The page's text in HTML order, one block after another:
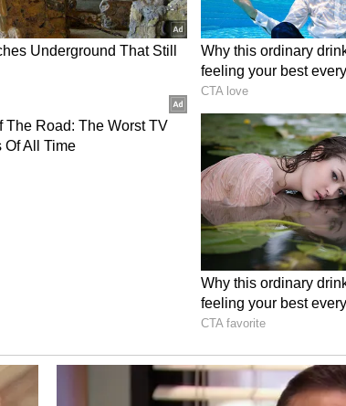
ಗೆಳೆಯ. ಇದರಲ್ಲಿರುವ
ಇದರಲ್ಲಿ ಕ್ಯಾಲೋರಿಗಳು
ನೀಡುವುದರಿಂದ, ಅತಿಯಾಗಿ
ವರದಾನವಾಗಿದೆ.